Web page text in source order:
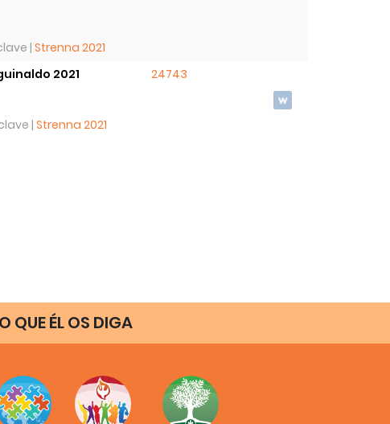
|Strenna 2021
2021
| Strenna 2021
24743
QUE ÉL OS DIGA